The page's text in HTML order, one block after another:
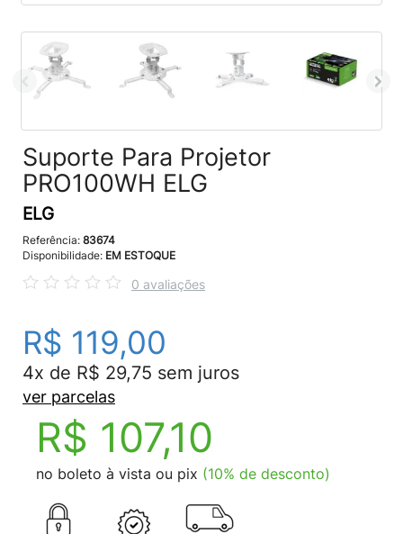
Suporte Para Projetor
PRO100WH ELG
ELG
Referência: 83674
Disponibilidade: EM ESTOQUE
0 avaliações
R$ 119,00
4x de R$ 29,75 sem juros
ver parcelas
R$ 107,10
no boleto à vista ou pix (10% de desconto)